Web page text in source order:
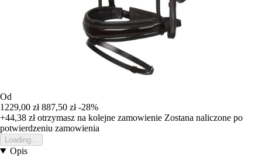
Od
1229,00 zł 887,50 zł -28%
+44,38 złotrzymasz na kolejne zamowienie Zostana naliczone po
potwierdzeniu zamowienia
Loading...
Opis